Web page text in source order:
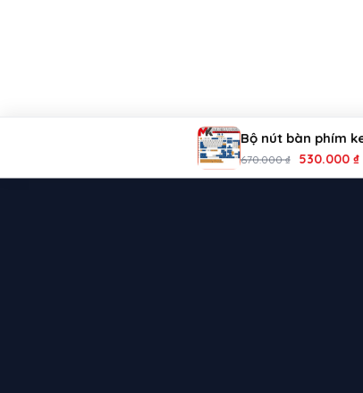
Bộ nút bàn phím
670.000₫
Giá
gốc
530.000 ₫